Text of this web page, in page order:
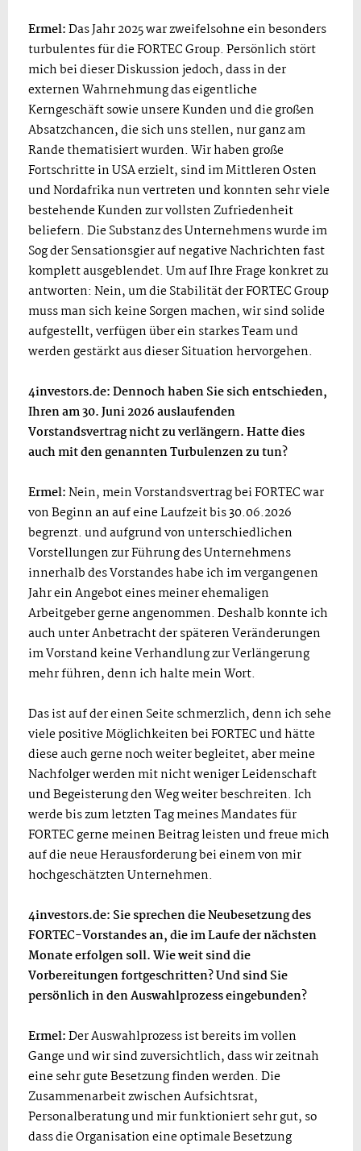
Ermel:Das Jahr 2025 war zweifelsohne ein besonders
turbulentes für die FORTEC Group. Persönlich stört
mich bei dieser Diskussion jedoch, dass in der
externen Wahrnehmung das eigentliche
Kerngeschäft sowie unsere Kunden und die großen
Absatzchancen, die sich uns stellen, nur ganz am
Rande thematisiert wurden. Wir haben große
Fortschritte in USA erzielt, sind im Mittleren Osten
und Nordafrika nun vertreten und konnten sehr viele
bestehende Kunden zur vollsten Zufriedenheit
beliefern. Die Substanz des Unternehmens wurde im
Sog der Sensationsgier auf negative Nachrichten fast
komplett ausgeblendet. Um auf Ihre Frage konkret zu
antworten: Nein, um die Stabilität der FORTEC Group
muss man sich keine Sorgen machen, wir sind solide
aufgestellt, verfügen über ein starkes Team und
werden gestärkt aus dieser Situation hervorgehen.
4investors.de: Dennoch haben Sie sich entschieden,
Ihren am 30. Juni 2026 auslaufenden
Vorstandsvertrag nicht zu verlängern. Hatte dies
auch mit den genannten Turbulenzen zu tun?
Ermel:Nein, mein Vorstandsvertrag bei FORTEC war
von Beginn an auf eine Laufzeit bis 30.06.2026
begrenzt. und aufgrund von unterschiedlichen
Vorstellungen zur Führung des Unternehmens
innerhalb des Vorstandes habe ich im vergangenen
Jahr ein Angebot eines meiner ehemaligen
Arbeitgeber gerne angenommen. Deshalb konnte ich
auch unter Anbetracht der späteren Veränderungen
im Vorstand keine Verhandlung zur Verlängerung
mehr führen, denn ich halte mein Wort.
Das ist auf der einen Seite schmerzlich, denn ich sehe
viele positive Möglichkeiten bei FORTEC und hätte
diese auch gerne noch weiter begleitet, aber meine
Nachfolger werden mit nicht weniger Leidenschaft
und Begeisterung den Weg weiter beschreiten. Ich
werde bis zum letzten Tag meines Mandates für
FORTEC gerne meinen Beitrag leisten und freue mich
auf die neue Herausforderung bei einem von mir
hochgeschätzten Unternehmen.
4investors.de: Sie sprechen die Neubesetzung des
FORTEC-Vorstandes an, die im Laufe der nächsten
Monate erfolgen soll. Wie weit sind die
Vorbereitungen fortgeschritten? Und sind Sie
persönlich in den Auswahlprozess eingebunden?
Ermel:Der Auswahlprozess ist bereits im vollen
Gange und wir sind zuversichtlich, dass wir zeitnah
eine sehr gute Besetzung finden werden. Die
Zusammenarbeit zwischen Aufsichtsrat,
Personalberatung und mir funktioniert sehr gut, so
dass die Organisation eine optimale Besetzung